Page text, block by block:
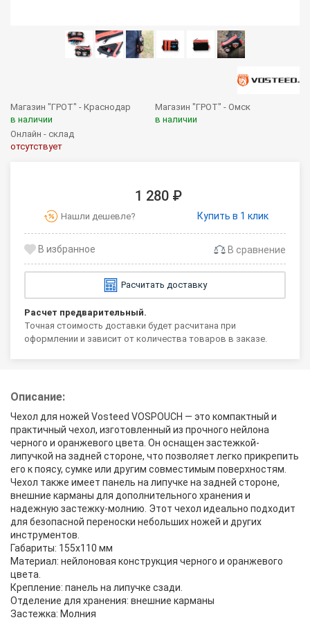
Магазин "ГРОТ" - Краснодар
в наличии
Магазин "ГРОТ" - Омск
в наличии
Онлайн - склад
отсутствует
1 280 ₽
Нашли дешевле? Купить в 1 клик
В сравнение
Расчитать доставку
Расчет предварительный.
Точная стоимость доставки будет расчитана при
оформлении и зависит от количества товаров в заказе.
Описание:
Чехол для ножей Vosteed VOSPOUCH — это компактный и
практичный чехол, изготовленный из прочного нейлона
черного и оранжевого цвета. Он оснащен застежкой-
липучкой на задней стороне, что позволяет легко прикрепить
его к поясу, сумке или другим совместимым поверхностям.
Чехол также имеет панель на липучке на задней стороне,
внешние карманы для дополнительного хранения и
надежную застежку-молнию. Этот чехол идеально подходит
для безопасной переноски небольших ножей и других
инструментов.
Габариты: 155х110 мм
Материал: нейлоновая конструкция черного и оранжевого
цвета.
Крепление: панель на липучке сзади.
Отделение для хранения: внешние карманы
Застежка: Молния